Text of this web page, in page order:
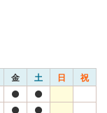
金 土 日 祝